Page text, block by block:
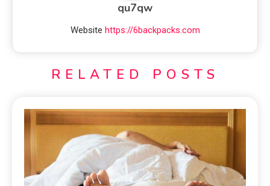
qu7qw
Website https://6backpacks.com
RELATED POSTS